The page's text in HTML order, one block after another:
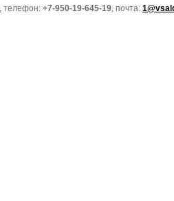
, телефон: +7-950-19-645-19 , почта: